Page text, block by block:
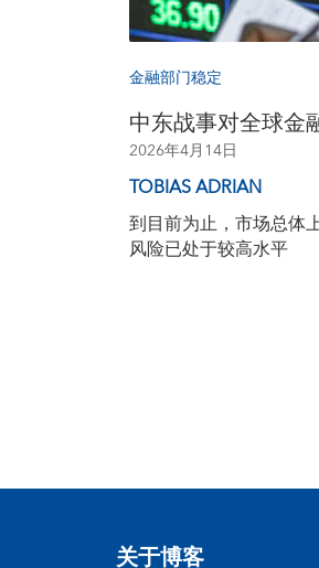
金融部门稳定
中东战事对全球金
2026年4月14日
TOBIAS ADRIAN
到目前为止，市场总体
风险已处于较高水平
关于博客